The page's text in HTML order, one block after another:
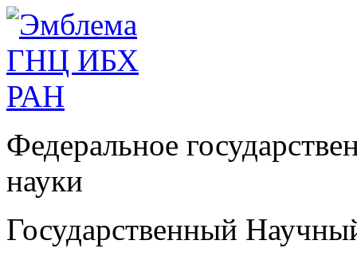
Федеральное
науки
Государственный